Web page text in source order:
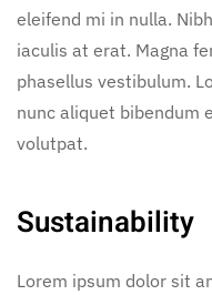
eleifend mi in nulla.
iaculis at erat. Magna
phasellus vestibulum.
nunc aliquet bibendum
volutpat.
Sustainability
Lorem ipsum dolor sit